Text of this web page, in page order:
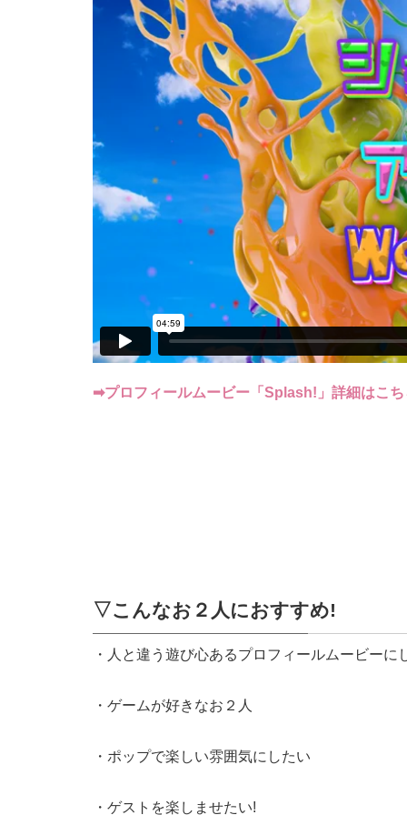
➡プロフィールムービー「Splash!」詳細はこち
▽こんなお２人におすすめ!
・人と違う遊び心あるプロフィールムービーに
・ゲームが好きなお２人
・ポップで楽しい雰囲気にしたい
・ゲストを楽しませたい!